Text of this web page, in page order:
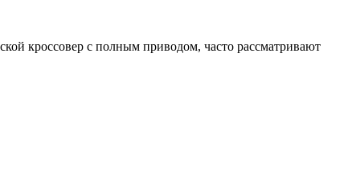
кроссовер с полным приводом, часто рассматривают